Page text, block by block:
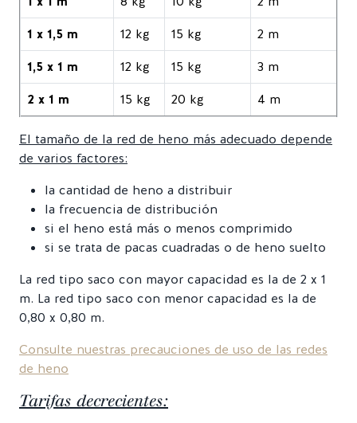
1 x 1,5 m
12 kg 15 kg
2 m
1,5 x 1 m
12 kg 15 kg
3 m
2 x 1 m
15 kg 20 kg 4 m
El tamaño de la red de heno más adecuado depende
de varios factores:
la cantidad de heno a distribuir
la frecuencia de distribución
si el heno está más o menos comprimido
si se trata de pacas cuadradas o de heno suelto
La red tipo saco con mayor capacidad es la de 2 x 1
m. La red tipo saco con menor capacidad es la de
0,80 x 0,80 m.
Consulte nuestras precauciones de uso de las redes
de heno
Tarifas decrecientes: